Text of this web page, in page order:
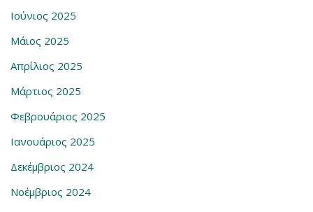
Ιούνιος 2025
Μάιος 2025
Απρίλιος 2025
Μάρτιος 2025
Φεβρουάριος 2025
Ιανουάριος 2025
Δεκέμβριος 2024
Νοέμβριος 2024